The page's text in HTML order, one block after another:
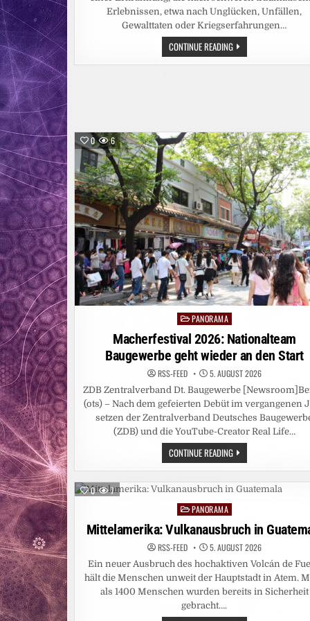
Erlebnissen, etwa nach Unglücken, Unfällen,
Gewalttaten oder Kriegserfahrungen…
CONTINUE READINGCANNABIS-
WIRKSTOFF
THC
0 6
PostedPANORAMA
Macherfestival 2026: Nationalteam
Baugewerbe geht wieder an den Start
RSS-FEED 5. AUGUST 2026
ZDB Zentralverband Dt. Baugewerbe
(ots) – Nach dem gefeierten Debüt im vergangenen
setzen der Zentralverband Deutsches
(ZDB) und die YouTube-Creator Real Life…
CONTINUE READINGMACHERFESTIVAL
2026:
NATIONALTEAM
BAUGEWERBE
GEHT
START
0 7
Posted
in
PANORAMA
Mittelamerika: Vulkanausbruch in
RSS-FEED 5. AUGUST 2026
Ein neuer Ausbruch des hochaktiven Volcán de
hält die Menschen unweit der Hauptstadt in Atem.
als 1400 Menschen wurden bereits in Sicherheit
gebracht….